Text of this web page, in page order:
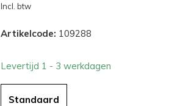
Incl. btw
Artikelcode: 109288
Levertijd 1 - 3 werkdagen
Standaard